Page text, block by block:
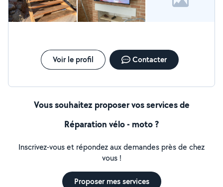
Voir le profil Contacter
Vous souhaitez proposer vos services de
Réparation vélo - moto ?
Inscrivez-vous et répondez aux demandes près de chez
vous !
Proposer mes services